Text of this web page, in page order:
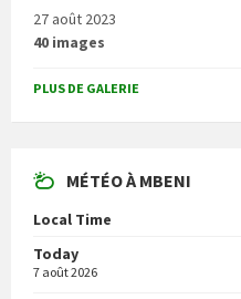
27 août 2023
40 images
PLUS DE GALERIE
MÉTÉO À MBENI
Local Time
Today
7 août 2026